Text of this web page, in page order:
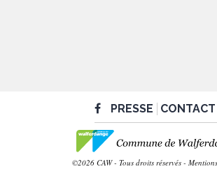
PRESSE CONTACT
©2026 CAW - Tous droits réservés -